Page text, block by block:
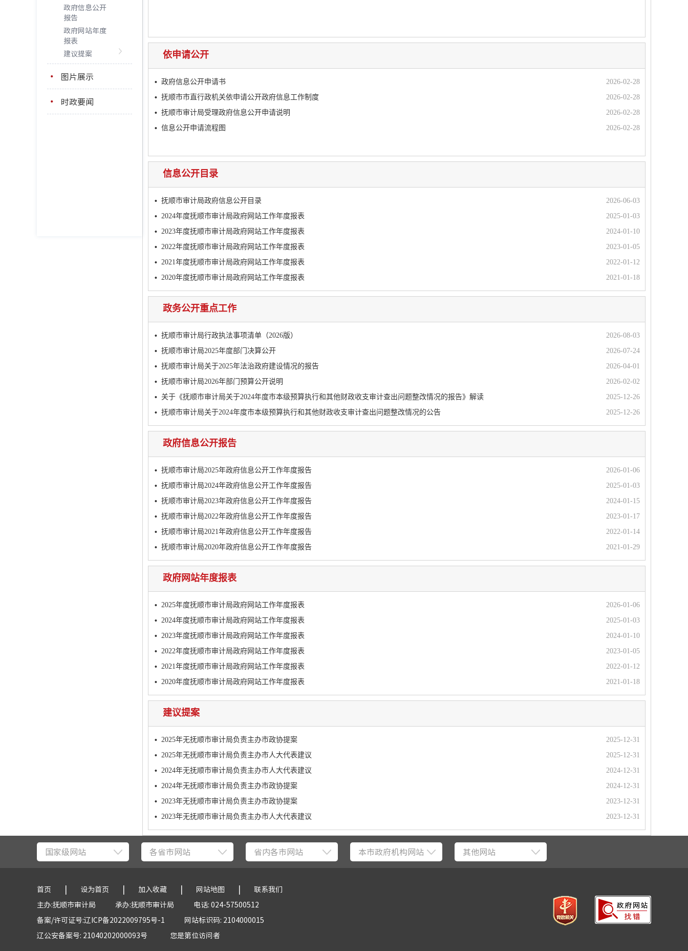
政府信息公开
报告
政府网站年度
报表
建议提案
图片展示
时政要闻
依申请公开
政府信息公开申请书
2026-02-28
抚顺市市直行政机关依申请公开政府信息工作制度
2026-02-28
抚顺市审计局受理政府信息公开申请说明
2026-02-28
信息公开申请流程图
2026-02-28
信息公开目录
抚顺市审计局政府信息公开目录
2026-06-03
2024年度抚顺市审计局政府网站工作年度报表
2025-01-03
2023年度抚顺市审计局政府网站工作年度报表
2024-01-10
2022年度抚顺市审计局政府网站工作年度报表
2023-01-05
2021年度抚顺市审计局政府网站工作年度报表
2022-01-12
2020年度抚顺市审计局政府网站工作年度报表
2021-01-18
政务公开重点工作
抚顺市审计局行政执法事项清单（2026版）
2026-08-03
抚顺市审计局2025年度部门决算公开
2026-07-24
抚顺市审计局关于2025年法治政府建设情况的报告
2026-04-01
抚顺市审计局2026年部门预算公开说明
2026-02-02
关于《抚顺市审计局关于2024年度市本级预算执行和其他财政收支审计查出问题整改情况的报告》解读
2025-12-26
抚顺市审计局关于2024年度市本级预算执行和其他财政收支审计查出问题整改情况的公告
2025-12-26
政府信息公开报告
抚顺市审计局2025年政府信息公开工作年度报告
2026-01-06
抚顺市审计局2024年政府信息公开工作年度报告
2025-01-03
抚顺市审计局2023年政府信息公开工作年度报告
2024-01-15
抚顺市审计局2022年政府信息公开工作年度报告
2023-01-17
抚顺市审计局2021年政府信息公开工作年度报告
2022-01-14
抚顺市审计局2020年政府信息公开工作年度报告
2021-01-29
政府网站年度报表
2025年度抚顺市审计局政府网站工作年度报表
2026-01-06
2024年度抚顺市审计局政府网站工作年度报表
2025-01-03
2023年度抚顺市审计局政府网站工作年度报表
2024-01-10
2022年度抚顺市审计局政府网站工作年度报表
2023-01-05
2021年度抚顺市审计局政府网站工作年度报表
2022-01-12
2020年度抚顺市审计局政府网站工作年度报表
2021-01-18
建议提案
2025年无抚顺市审计局负责主办市政协提案
2025-12-31
2025年无抚顺市审计局负责主办市人大代表建议
2025-12-31
2024年无抚顺市审计局负责主办市人大代表建议
2024-12-31
2024年无抚顺市审计局负责主办市政协提案
2024-12-31
2023年无抚顺市审计局负责主办市政协提案
2023-12-31
2023年无抚顺市审计局负责主办市人大代表建议
2023-12-31
国家级网站 各省市网站 省内各市网站 本市政府机构网站 其他网站
首页 | 设为首页 | 加入收藏 | 网站地图 |
联系我们
主办:抚顺市审计局
承办:抚顺市审计局
电话: 024-57500512
备案/许可证号:辽ICP备2022009795号-1
网站标识码: 2104000015
辽公安备案号: 21040202000093号
您是第位访问者